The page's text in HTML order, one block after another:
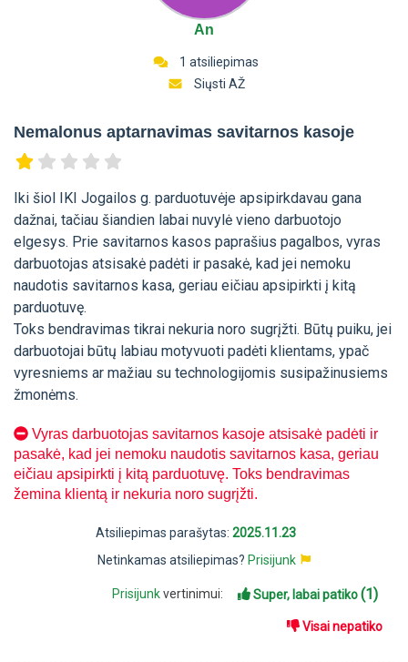
An
1 atsiliepimas
Siųsti AŽ
Nemalonus aptarnavimas savitarnos kasoje
Iki šiol IKI Jogailos g. parduotuvėje apsipirkdavau gana
dažnai, tačiau šiandien labai nuvylė vieno darbuotojo
elgesys. Prie savitarnos kasos paprašius pagalbos, vyras
darbuotojas atsisakė padėti ir pasakė, kad jei nemoku
naudotis savitarnos kasa, geriau eičiau apsipirkti į kitą
parduotuvę.
Toks bendravimas tikrai nekuria noro sugrįžti. Būtų puiku, jei
darbuotojai būtų labiau motyvuoti padėti klientams, ypač
vyresniems ar mažiau su technologijomis susipažinusiems
žmonėms.
Vyras darbuotojas savitarnos kasoje atsisakė padėti ir
pasakė, kad jei nemoku naudotis savitarnos kasa, geriau
eičiau apsipirkti į kitą parduotuvę. Toks bendravimas
žemina klientą ir nekuria noro sugrįžti.
Atsiliepimas parašytas: 2025.11.23
Netinkamas atsiliepimas? Prisijunk
Prisijunkvertinimui: Super, labai patiko(1)
Visai nepatiko